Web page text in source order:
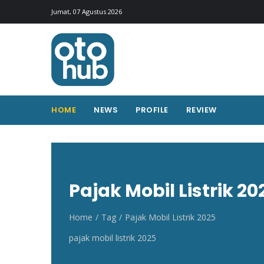
Jumat, 07 Agustus 2026
HOME NEWS PROFILE REVIEW
Otohub.co
Portal berita otomotif Indonesia terkini
Pajak Mobil Listrik
Home Tag
Pajak Mobil Listrik 2025
pajak mobil listrik 2025